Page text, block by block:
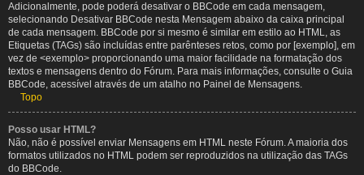
Adicionalmente, pode poderá desativar o BBCode em cada mensagem,
selecionando Desativar BBCode nesta Mensagem abaixo da caixa principal
de cada mensagem. BBCode por si mesmo é similar em estilo ao HTML, as
Etiquetas (TAGs) são incluídas entre parênteses retos, como por [exemplo], em
vez de <exemplo> proporcionando uma maior facilidade na formatação dos
textos e mensagens dentro do Fórum. Para mais informações, consulte o Guia
BBCode, acessível através de um atalho no Painel de Mensagens.
Topo
Posso usar HTML?
Não, não é possível enviar Mensagens em HTML neste Fórum. A maioria dos
formatos utilizados no HTML podem ser reproduzidos na utilização das TAGs
do BBCode.